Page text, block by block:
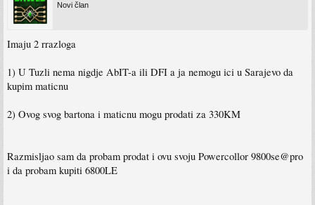
Novi član
Imaju 2 rrazloga
1) U Tuzli nema nigdje AbIT-a ili DFI a ja nemogu ici u Sarajevo da
kupim maticnu
2) Ovog svog bartona i maticnu mogu prodati za 330KM
Razmisljao sam da probam prodat i ovu svoju Powercollor 9800se@pro
i da probam kupiti 6800LE